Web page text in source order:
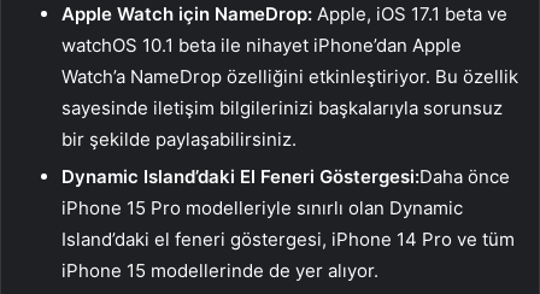
Apple Watch için NameDrop: Apple, iOS 17.1 beta ve
watchOS 10.1 beta ile nihayet iPhone’dan Apple
Watch’a NameDrop özelliğini etkinleştiriyor. Bu özellik
sayesinde iletişim bilgilerinizi başkalarıyla sorunsuz
bir şekilde paylaşabilirsiniz.
Dynamic Island’daki El Feneri Göstergesi:Daha önce
iPhone 15 Pro modelleriyle sınırlı olan Dynamic
Island’daki el feneri göstergesi, iPhone 14 Pro ve tüm
iPhone 15 modellerinde de yer alıyor.